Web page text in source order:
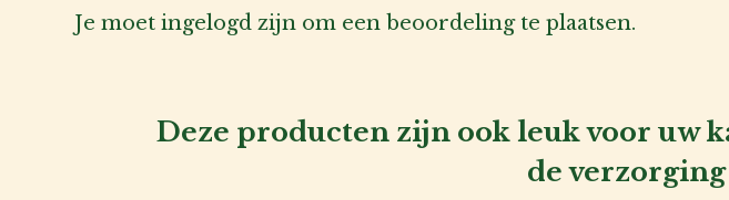
Je moetingelogd zijn om een beoordeling te plaatsen.
Deze producten zijn ook leuk voor uw
de